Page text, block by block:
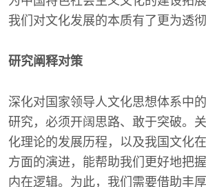
我们对文化发展的本质有了更为透彻
研究阐释对策
深化对国家领导人文化思想体系中
研究，必须开阔思路、敢于突破。
化理论的发展历程，以及我国文化
方面的演进，能帮助我们更好地把
内在逻辑。为此，我们需要借助丰